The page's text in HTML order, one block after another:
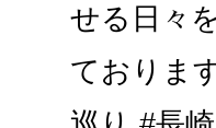
せる日々
ておりま